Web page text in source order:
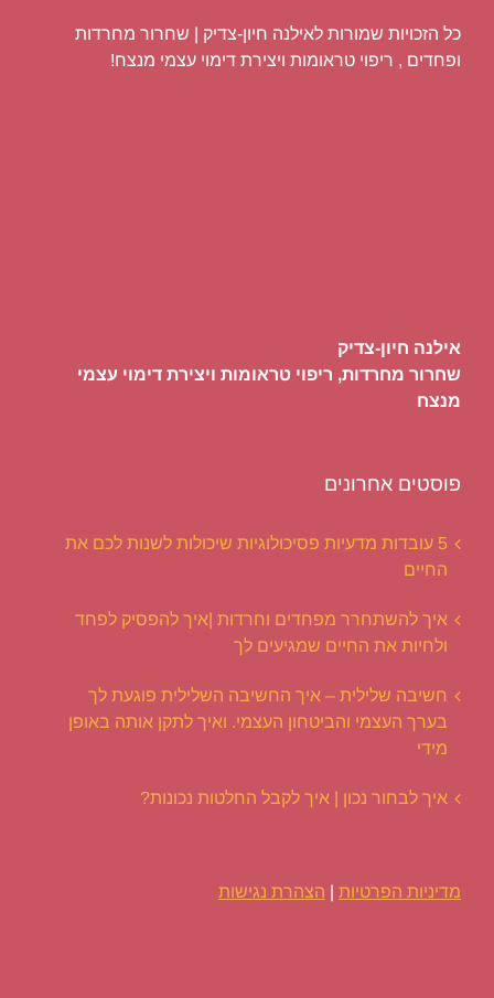
כל הזכויות שמורות לאילנה חיון-צדיק | שחרור מחרדות
ופחדים , ריפוי טראומות ויצירת דימוי עצמי מנצח!
אילנה חיון-צדיק
שחרור מחרדות, ריפוי טראומות ויצירת דימוי עצמי
מנצח
פוסטים אחרונים
5 עובדות מדעיות פסיכולוגיות שיכולות לשנות לכם את
החיים
איך להשתחרר מפחדים וחרדות |איך להפסיק לפחד
ולחיות את החיים שמגיעים לך
חשיבה שלילית – איך החשיבה השלילית פוגעת לך
בערך העצמי והביטחון העצמי. ואיך לתקן אותה באופן
מידי
איך לבחור נכון | איך לקבל החלטות נכונות?
מדיניות הפרטיות | הצהרת נגישות